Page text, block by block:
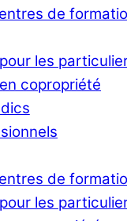
de
les
copropriété
de
les